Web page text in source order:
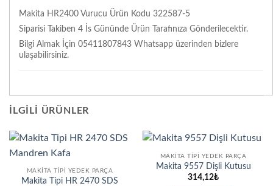
Makita HR2400 Vurucu Ürün Kodu 322587-5
Siparisi Takiben 4 İs Gününde Ürün Tarafınıza Gönderilecektir.
Bilgi Almak İçin 05411807843 Whatsapp üzerinden bizlere
ulaşabilirsiniz.
İLGILI ÜRÜNLER
MAKITA TIPI YEDEK PARÇA
Makita Tipi HR 2470 SDS
MAKITA TIPI YEDEK PARÇA
Makita 9557 Dişli Kutusu
314,12₺